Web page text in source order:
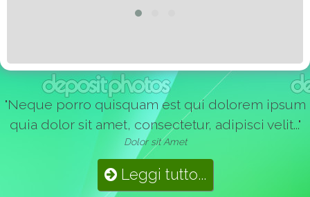
"Neque porro quisquam est qui dolorem ipsum
quia dolor sit amet, consectetur, adipisci velit..."
Dolor sit Amet
Leggi tutto...